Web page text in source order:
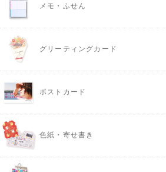
メモ・ふせん
グリーティングカード
ポストカード
色紙・寄せ書き